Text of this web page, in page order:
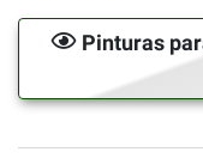
Pinturas